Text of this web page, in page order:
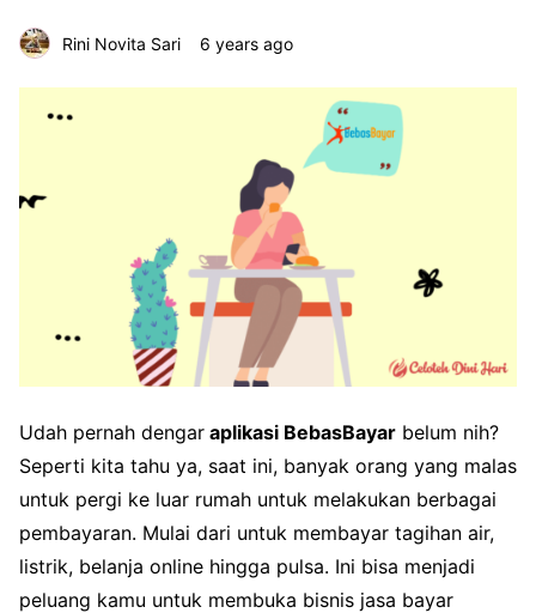
Rini Novita Sari 6 years ago
Udah pernah dengar aplikasi BebasBayar belum nih?
Seperti kita tahu ya, saat ini, banyak orang yang malas
untuk pergi ke luar rumah untuk melakukan berbagai
pembayaran. Mulai dari untuk membayar tagihan air,
listrik, belanja online hingga pulsa. Ini bisa menjadi
peluang kamu untuk membuka bisnis jasa bayar